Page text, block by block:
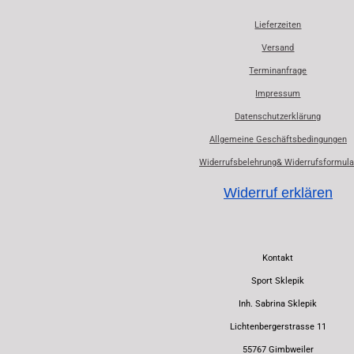
Lieferzeiten
Versand
Terminanfrage
Impressum
Datenschutzerklärung
Allgemeine Geschäftsbedingungen
Widerrufsbelehrung&
Widerruf erklären
Kontakt
Sport Sklepik
Inh. Sabrina Sklepik
Lichtenbergerstrasse 11
55767 Gimbweiler